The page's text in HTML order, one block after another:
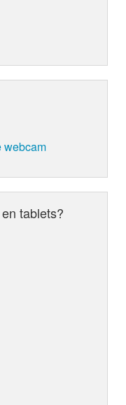
webcam
tablets?